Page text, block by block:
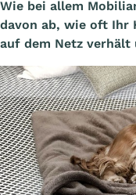
Wie bei allem
davon ab, wie oft Ihr
auf dem Netz